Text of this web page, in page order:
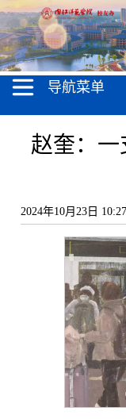
导航菜单
赵奎：
2024年10月23日 10:27